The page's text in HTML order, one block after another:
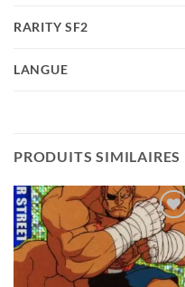
RARITY SF2
LANGUE
PRODUITS SIMILAIRES
Add to
wishlist